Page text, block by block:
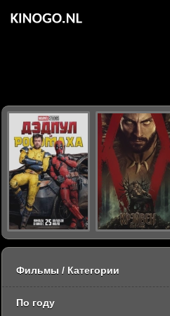
Фильмы / Категории
По году